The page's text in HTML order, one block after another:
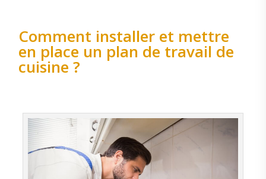
Comment installer et mettre
en place un plan de travail de
cuisine ?